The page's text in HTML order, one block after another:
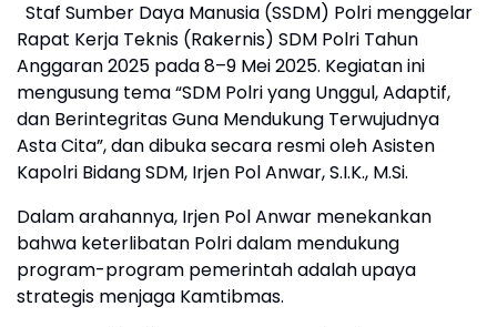
Staf Sumber Daya Manusia (SSDM) Polri menggelar
Rapat Kerja Teknis (Rakernis) SDM Polri Tahun
Anggaran 2025 pada 8–9 Mei 2025. Kegiatan ini
mengusung tema “SDM Polri yang Unggul, Adaptif,
dan Berintegritas Guna Mendukung Terwujudnya
Asta Cita”, dan dibuka secara resmi oleh Asisten
Kapolri Bidang SDM, Irjen Pol Anwar, S.I.K., M.Si.
Dalam arahannya, Irjen Pol Anwar menekankan
bahwa keterlibatan Polri dalam mendukung
program-program pemerintah adalah upaya
strategis menjaga Kamtibmas.